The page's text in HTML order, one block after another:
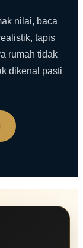
nilai, baca
tapis
rumah tidak
dikenal pasti